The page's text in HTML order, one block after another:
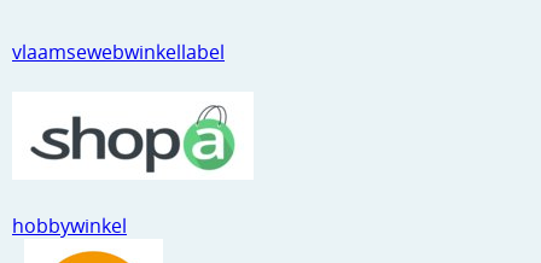
Ribbelaar
Speciaal papier
Stempels en zo
vlaamsewebwinkellabel
hobbywinkel